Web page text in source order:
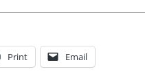
Print Email